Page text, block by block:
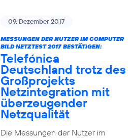
09. Dezember 2017
MESSUNGEN DER NUTZER IM COMPUTER
BILD NETZTEST 2017 BESTÄTIGEN:
Telefónica
Deutschland trotz des
Großprojekts
Netzintegration mit
überzeugender
Netzqualität
Die Messungen der Nutzer im